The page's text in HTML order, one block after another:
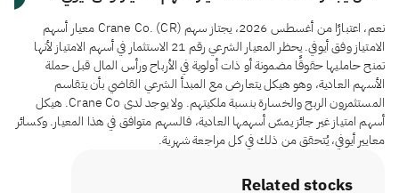
نعم، اعتبارًا من أغسطس 2026، يجتاز سهم Crane Co. (CR) معيار أسهم
الامتياز وفق أيوفي. يحظر المعيار الشرعي رقم 21 الاستثمار في أسهم الامتياز لأنها
تمنح حامليها حقوقًا مضمونة أو ذات أولوية في الأرباح ورأس المال قبل حملة
الأسهم العادية، وهو هيكل يتعارض مع المبدأ الشرعي القاضي بأن يتقاسم
المستثمرون الربح والخسارة بنسبة ملكيتهم. ولا يوجد لدى Crane Co. هيكل
أسهم امتياز غير جائز يمسّ أسهمها العادية، فالسهم متوافق في هذا المعيار. وكسائر
معايير أيوفي، يُتحقق من ذلك في كل مراجعة شهرية.
Related stocks